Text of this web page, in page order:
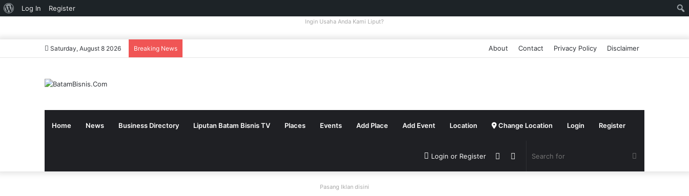
About
Log In Register
Ingin Usaha Anda Kami Liput?
Saturday, August 8 2026 Breaking News About Contact Privacy Policy Disclaimer
Home News Business Directory Liputan Batam Bisnis TV Places Events Add Place Add Event Location Change Location Login Register
Switch
Sidebar
Login or Register
Pasang Iklan disini